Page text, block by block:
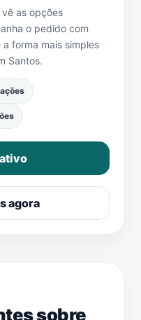
as opções
o pedido com
forma mais simples
Santos.
agora
sobre